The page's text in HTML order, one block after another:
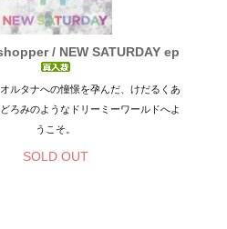
/ NEW SATURDAY ep
ルタナへの憧憬を孕んだ、けだるくあ
ろみのようなドリーミーワールドへよ
うこそ。
SOLD OUT